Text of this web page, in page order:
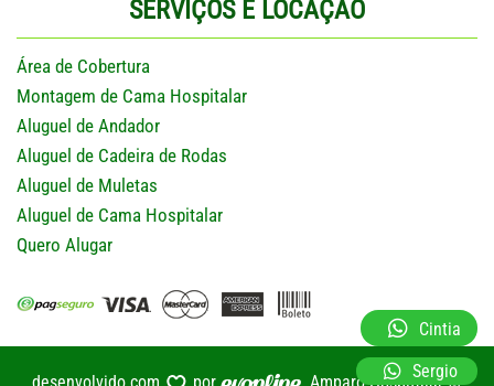
SERVIÇOS E LOCAÇÃO
Área de Cobertura
Montagem de Cama Hospitalar
Aluguel de Andador
Aluguel de Cadeira de Rodas
Aluguel de Muletas
Aluguel de Cama Hospitalar
Quero Alugar
desenvolvido com por Amparo Hospitalar ©
Cintia
Sergio